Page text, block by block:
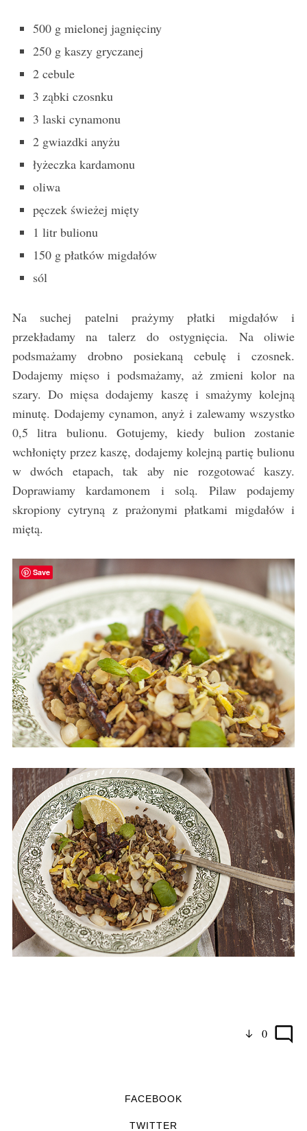
500 g mielonej jagnięciny
250 g kaszy gryczanej
2 cebule
3 ząbki czosnku
3 laski cynamonu
2 gwiazdki anyżu
łyżeczka kardamonu
oliwa
pęczek świeżej mięty
1 litr bulionu
150 g płatków migdałów
sól
Na suchej patelni prażymy płatki migdałów i
przekładamy na talerz do ostygnięcia. Na oliwie
podsmażamy drobno posiekaną cebulę i czosnek.
Dodajemy mięso i podsmażamy, aż zmieni kolor na
szary. Do mięsa dodajemy kaszę i smażymy kolejną
minutę. Dodajemy cynamon, anyż i zalewamy wszystko
0,5 litra bulionu. Gotujemy, kiedy bulion zostanie
wchłonięty przez kaszę, dodajemy kolejną partię bulionu
w dwóch etapach, tak aby nie rozgotować kaszy.
Doprawiamy kardamonem i solą. Pilaw podajemy
skropiony cytryną z prażonymi płatkami migdałów i
miętą.
0
FACEBOOK
TWITTER
Save